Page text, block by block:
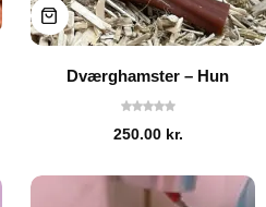
Dværghamster – Hun
250.00 kr.